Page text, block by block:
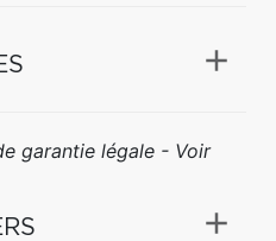
garantie légale - Voir